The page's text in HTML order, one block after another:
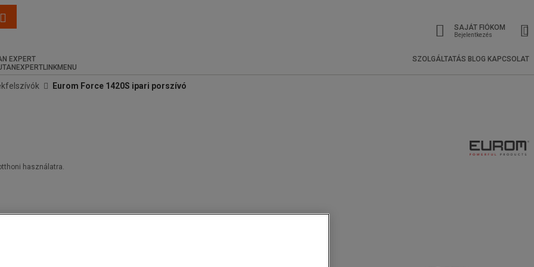
SAJÁT FIÓKOM
Bejelentkezés
EXPERT SZOLGÁLTATÁS BLOG KAPCSOLAT
Eurom Force 1420S ipari porszívó
használatra.